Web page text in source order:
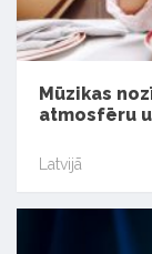
Mūzikas
atmosfēru
Latvijā